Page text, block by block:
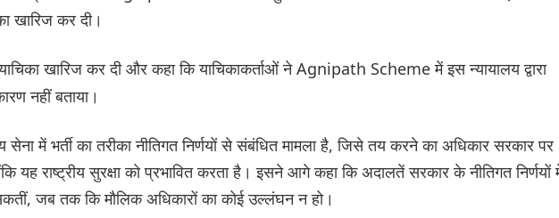
खारिज कर दी।
खारिज कर दी और कहा कि याचिकाकर्ताओं ने Agnipath Scheme में इस न्यायालय द्वारा
नहीं बताया।
सेना में भर्ती का तरीका नीतिगत निर्णयों से संबंधित मामला है, जिसे तय करने का अधिकार सरकार पर
यह राष्ट्रीय सुरक्षा को प्रभावित करता है। इसने आगे कहा कि अदालतें सरकार के नीतिगत निर्णयों
जब तक कि मौलिक अधिकारों का कोई उल्लंघन न हो।